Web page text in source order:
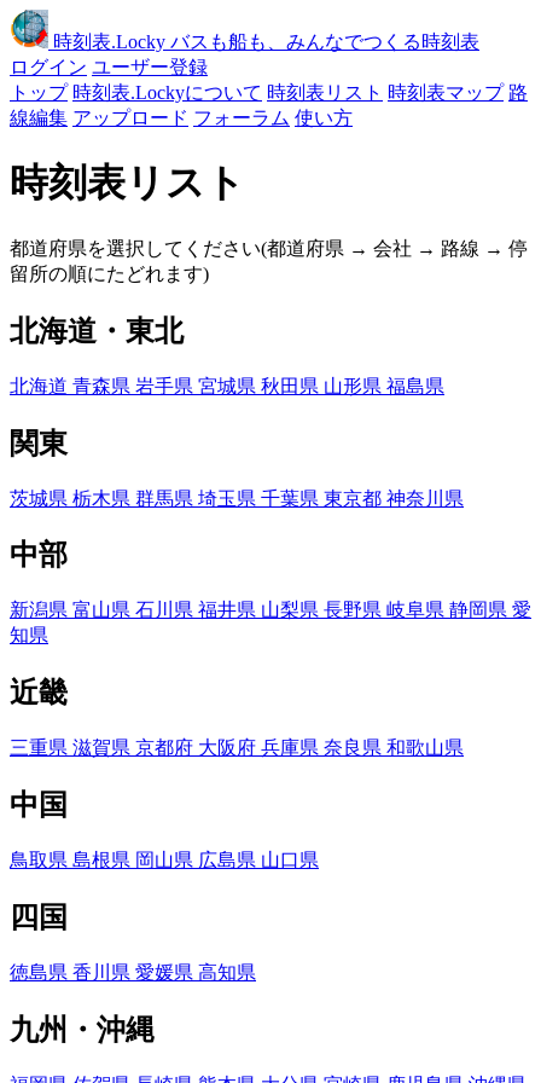
時刻表.Locky バスも船も、みんなでつくる時刻表
ログイン ユーザー登録
トップ 時刻表.Lockyについて 時刻表リスト 時刻表マップ 路
線編集 アップロード フォーラム 使い方
時刻表リスト
都道府県を選択してください(都道府県 → 会社 → 路線 → 停
留所の順にたどれます)
北海道・東北
北海道 青森県 岩手県 宮城県 秋田県 山形県 福島県
関東
茨城県 栃木県 群馬県 埼玉県 千葉県 東京都 神奈川県
中部
新潟県 富山県 石川県 福井県 山梨県 長野県 岐阜県 静岡県 愛
知県
近畿
三重県 滋賀県 京都府 大阪府 兵庫県 奈良県 和歌山県
中国
鳥取県 島根県 岡山県 広島県 山口県
四国
徳島県 香川県 愛媛県 高知県
九州・沖縄